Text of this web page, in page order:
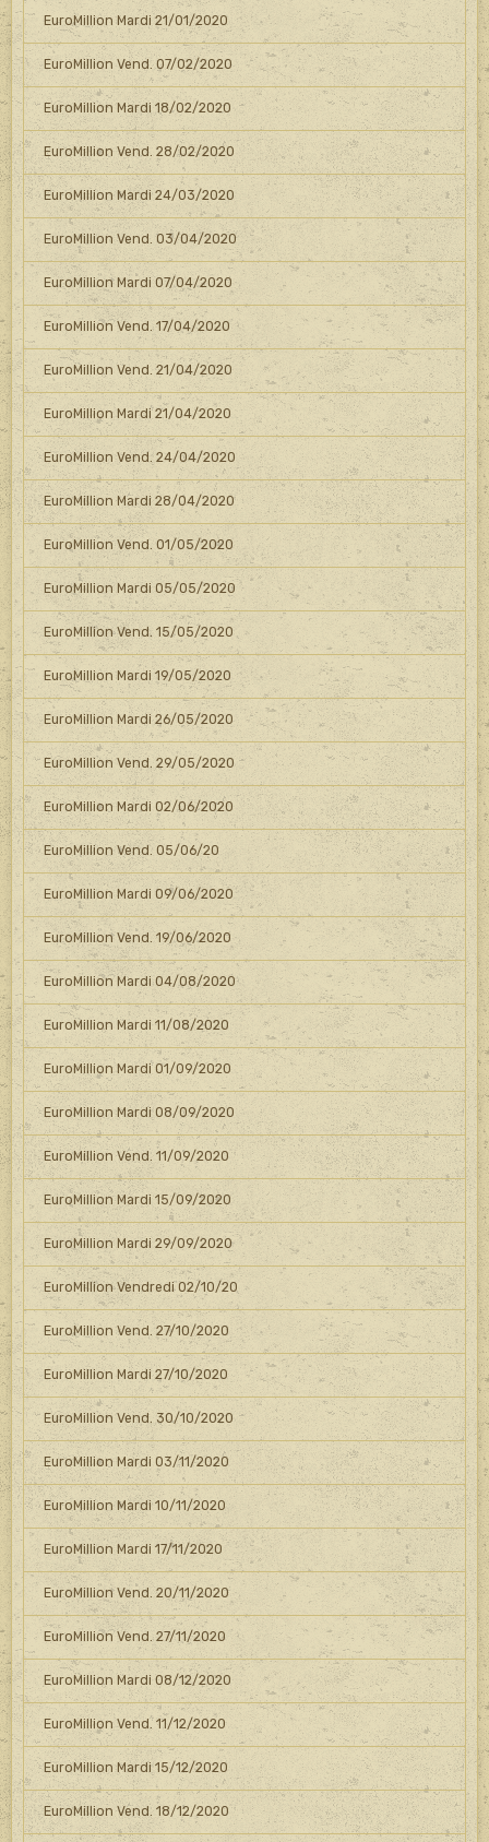
EuroMillion Mardi 21/01/2020
EuroMillion Vend. 07/02/2020
EuroMillion Mardi 18/02/2020
EuroMillion Vend. 28/02/2020
EuroMillion Mardi 24/03/2020
EuroMillion Vend. 03/04/2020
EuroMillion Mardi 07/04/2020
EuroMillion Vend. 17/04/2020
EuroMillion Vend. 21/04/2020
EuroMillion Mardi 21/04/2020
EuroMillion Vend. 24/04/2020
EuroMillion Mardi 28/04/2020
EuroMillion Vend. 01/05/2020
EuroMillion Mardi 05/05/2020
EuroMillion Vend. 15/05/2020
EuroMillion Mardi 19/05/2020
EuroMillion Mardi 26/05/2020
EuroMillion Vend. 29/05/2020
EuroMillion Mardi 02/06/2020
EuroMillion Vend. 05/06/20
EuroMillion Mardi 09/06/2020
EuroMillion Vend. 19/06/2020
EuroMillion Mardi 04/08/2020
EuroMillion Mardi 11/08/2020
EuroMillion Mardi 01/09/2020
EuroMillion Mardi 08/09/2020
EuroMillion Vend. 11/09/2020
EuroMillion Mardi 15/09/2020
EuroMillion Mardi 29/09/2020
EuroMillion Vendredi 02/10/20
EuroMillion Vend. 27/10/2020
EuroMillion Mardi 27/10/2020
EuroMillion Vend. 30/10/2020
EuroMillion Mardi 03/11/2020
EuroMillion Mardi 10/11/2020
EuroMillion Mardi 17/11/2020
EuroMillion Vend. 20/11/2020
EuroMillion Vend. 27/11/2020
EuroMillion Mardi 08/12/2020
EuroMillion Vend. 11/12/2020
EuroMillion Mardi 15/12/2020
EuroMillion Vend. 18/12/2020